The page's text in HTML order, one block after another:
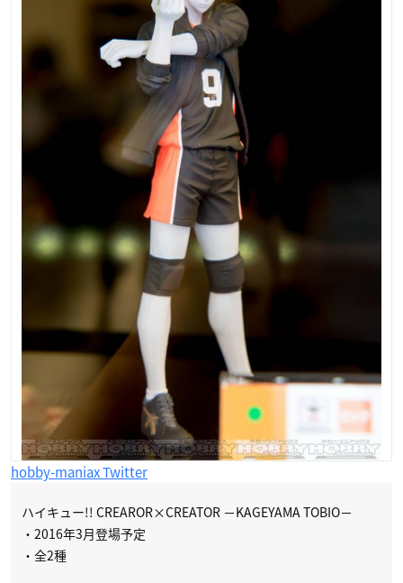
hobby-maniax Twitter
ハイキュー!! CREAROR×CREATOR －KAGEYAMA TOBIO－
・2016年3月登場予定
・全2種